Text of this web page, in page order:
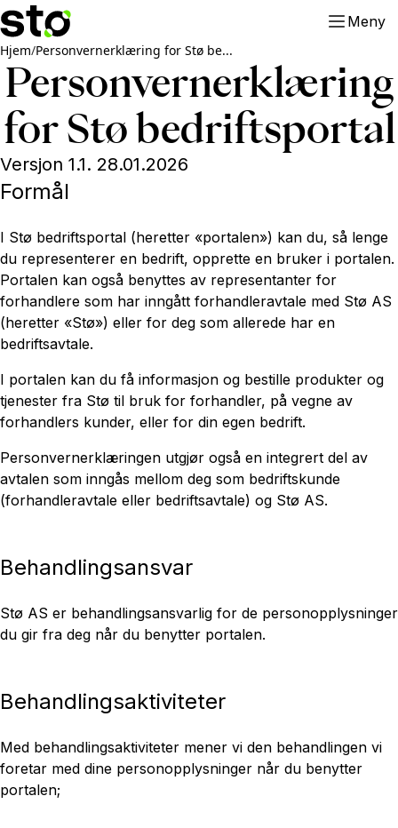
Meny
Hjem/Personvernerklæring for Stø be...
Personvernerklæring
for Stø bedriftsportal
Versjon 1.1. 28.01.2026
Formål
I Stø bedriftsportal (heretter «portalen») kan du, så lenge
du representerer en bedrift, opprette en bruker i portalen.
Portalen kan også benyttes av representanter for
forhandlere som har inngått forhandleravtale med Stø AS
(heretter «Stø») eller for deg som allerede har en
bedriftsavtale.
I portalen kan du få informasjon og bestille produkter og
tjenester fra Stø til bruk for forhandler, på vegne av
forhandlers kunder, eller for din egen bedrift.
Personvernerklæringen utgjør også en integrert del av
avtalen som inngås mellom deg som bedriftskunde
(forhandleravtale eller bedriftsavtale) og Stø AS.
Behandlingsansvar
Stø AS er behandlingsansvarlig for de personopplysninger
du gir fra deg når du benytter portalen.
Behandlingsaktiviteter
Med behandlingsaktiviteter mener vi den behandlingen vi
foretar med dine personopplysninger når du benytter
portalen;